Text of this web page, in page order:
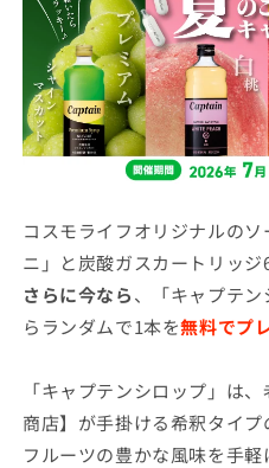
ソ
ー
ダ
ミ
ニ
6
ッ
ト
（シ
ロ
プ
つ
き）
ソ
ー
ダ
ミ
ニ
6
本
ッ
ト
（シ
ロ
プ
つ
き）
コスモライフオリジナルの
ニ」と炭酸ガスカートリッジ
さらに今なら、「キャプテ
らランダムで1本を無料でプ
「キャプテンシロップ」は
商店】が手掛ける希釈タイプ
フルーツの豊かな風味を手